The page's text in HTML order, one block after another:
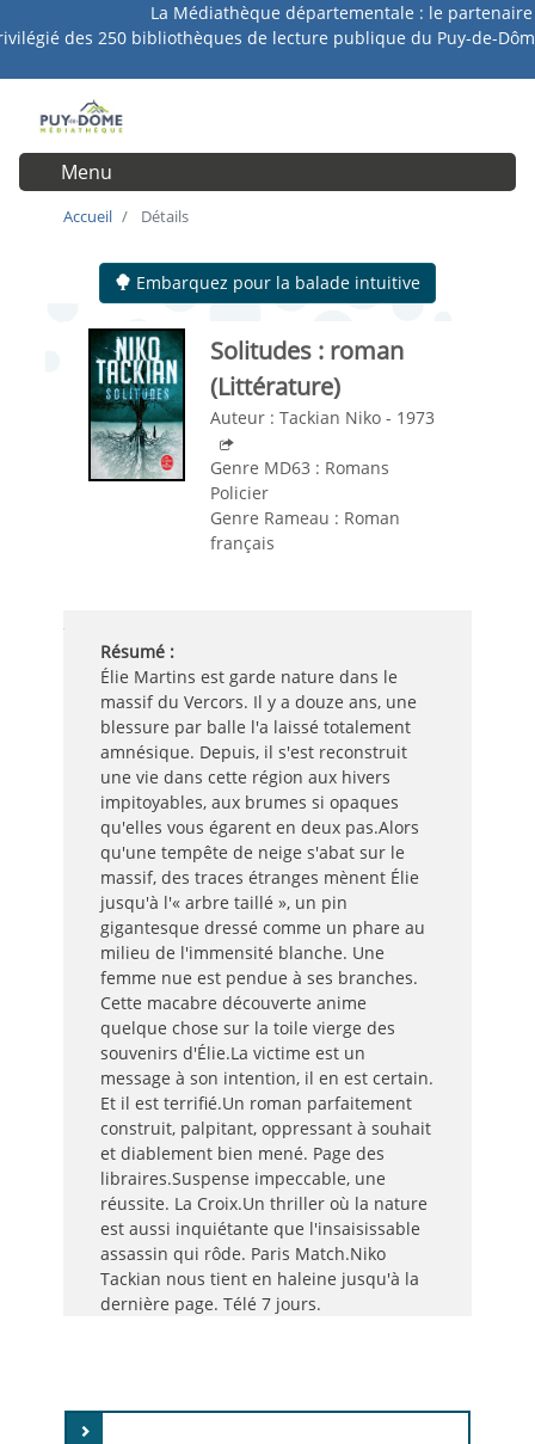
Aller
au
La Médiathèque départementale : le partenaire
des 250 bibliothèques de lecture publique du Puy-de-
User account menu
Menu
Accueil Détails
Embarquez pour la balade intuitive
Solitudes : roman
(Littérature)
Auteur : Tackian Niko - 1973
Genre MD63 : Romans
Policier
Genre Rameau : Roman
français
Résumé :
Élie Martins est garde nature dans le
massif du Vercors. Il y a douze ans, une
blessure par balle l'a laissé totalement
amnésique. Depuis, il s'est reconstruit
une vie dans cette région aux hivers
impitoyables, aux brumes si opaques
qu'elles vous égarent en deux pas.Alors
qu'une tempête de neige s'abat sur le
massif, des traces étranges mènent Élie
jusqu'à l'« arbre taillé », un pin
gigantesque dressé comme un phare au
milieu de l'immensité blanche. Une
femme nue est pendue à ses branches.
Cette macabre découverte anime
quelque chose sur la toile vierge des
souvenirs d'Élie.La victime est un
message à son intention, il en est certain.
Et il est terrifié.Un roman parfaitement
construit, palpitant, oppressant à souhait
et diablement bien mené. Page des
libraires.Suspense impeccable, une
réussite. La Croix.Un thriller où la nature
est aussi inquiétante que l'insaisissable
assassin qui rôde. Paris Match.Niko
Tackian nous tient en haleine jusqu'à la
dernière page. Télé 7 jours.